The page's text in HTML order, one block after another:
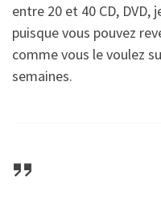
entre 20 et 40 CD, DVD,
puisque vous pouvez
comme vous le voulez
semaines.